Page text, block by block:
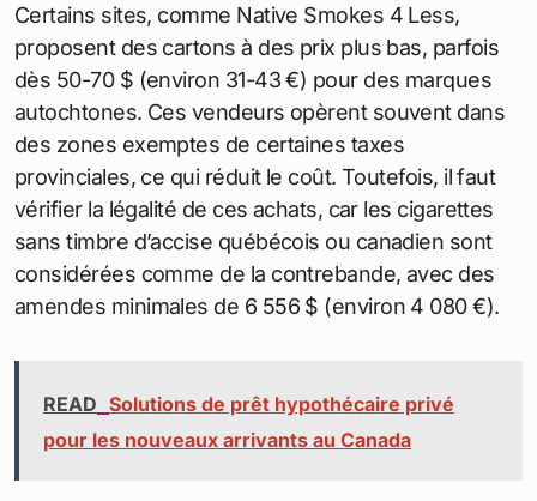
Certains sites, comme Native Smokes 4 Less,
proposent des cartons à des prix plus bas, parfois
dès 50-70 $ (environ 31-43 €) pour des marques
autochtones. Ces vendeurs opèrent souvent dans
des zones exemptes de certaines taxes
provinciales, ce qui réduit le coût. Toutefois, il faut
vérifier la légalité de ces achats, car les cigarettes
sans timbre d’accise québécois ou canadien sont
considérées comme de la contrebande, avec des
amendes minimales de 6 556 $ (environ 4 080 €).
READ Solutions de prêt hypothécaire privé
pour les nouveaux arrivants au Canada